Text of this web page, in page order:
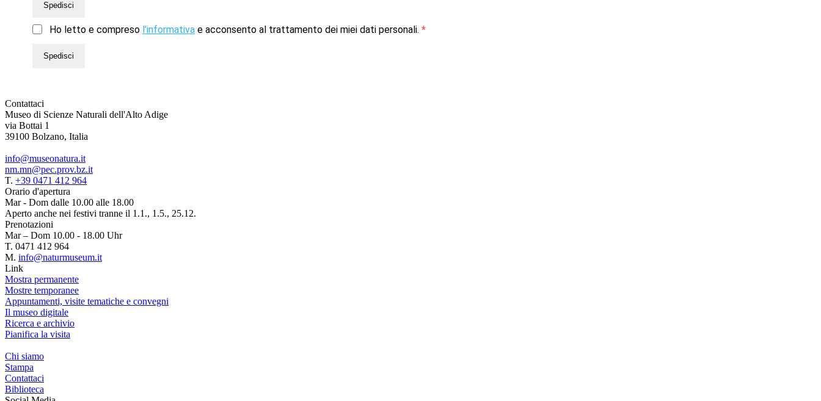
Spedisci
Ho letto e compreso l’informativa e acconsento al trattamento dei miei dati personali.
Spedisci
Contattaci
Museo di Scienze Naturali dell'Alto Adige
via Bottai 1
39100 Bolzano, Italia
info@museonatura.it
nm.mn@pec.prov.bz.it
T. +39 0471 412 964
Orario d'apertura
Mar - Dom dalle 10.00 alle 18.00
Aperto anche nei festivi tranne il 1.1., 1.5., 25.12.
Prenotazioni
Mar – Dom 10.00 - 18.00 Uhr
T. 0471 412 964
M. info@naturmuseum.it
Link
Mostra permanente
Mostre temporanee
Appuntamenti, visite tematiche e convegni
Il museo digitale
Ricerca e archivio
Pianifica la visita
Chi siamo
Stampa
Contattaci
Biblioteca